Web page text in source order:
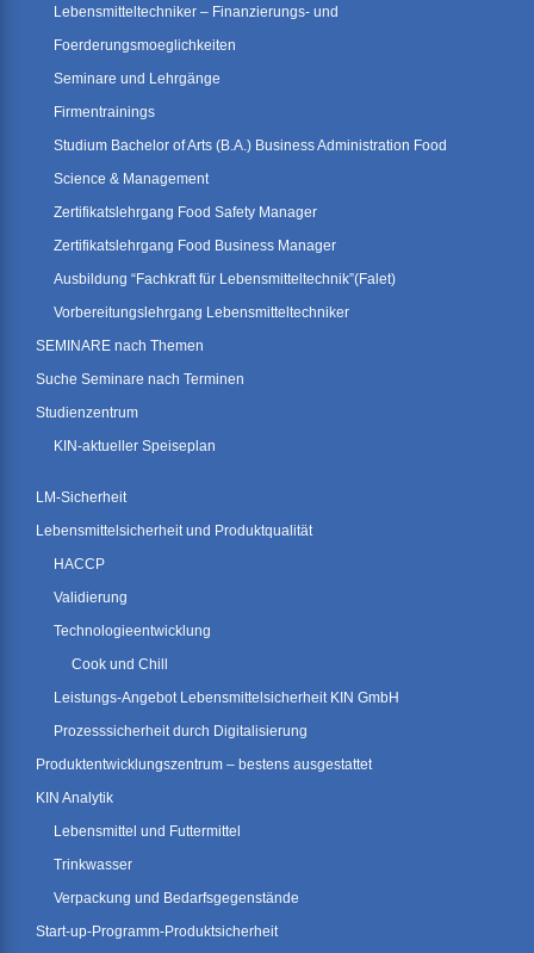
Lebensmitteltechniker – Finanzierungs- und
Foerderungsmoeglichkeiten
Seminare und Lehrgänge
Firmentrainings
Studium Bachelor of Arts (B.A.) Business Administration Food
Science & Management
Zertifikatslehrgang Food Safety Manager
Zertifikatslehrgang Food Business Manager
Ausbildung “Fachkraft für Lebensmitteltechnik”(Falet)
Vorbereitungslehrgang Lebensmitteltechniker
SEMINARE nach Themen
Suche Seminare nach Terminen
Studienzentrum
KIN-aktueller Speiseplan
LM-Sicherheit
Lebensmittelsicherheit und Produktqualität
HACCP
Validierung
Technologieentwicklung
Cook und Chill
Leistungs-Angebot Lebensmittelsicherheit KIN GmbH
Prozesssicherheit durch Digitalisierung
Produktentwicklungszentrum – bestens ausgestattet
KIN Analytik
Lebensmittel und Futtermittel
Trinkwasser
Verpackung und Bedarfsgegenstände
Start-up-Programm-Produktsicherheit